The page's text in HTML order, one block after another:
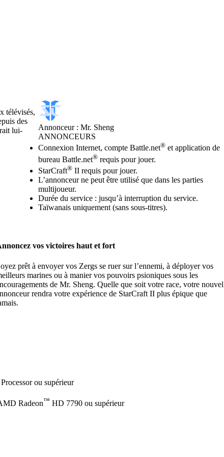
Annonceur : Mr. Sheng
ANNONCEURS
Prix
Available actions
Connexion Internet, compte Battle.net® et application de
bureau Battle.net® requis pour jouer.
StarCraft® II requis pour jouer.
L’annonceur ne peut être utilisé que dans les parties
multijoueur.
Durée du service : jusqu’à interruption du service.
Taïwanais uniquement (sans sous-titres).
télévisés,
des
lui-
vos victoires haut et fort
prêt à envoyer vos Zergs se ruer sur l’ennemi, à déployer vos
marines ou à manier vos pouvoirs psioniques sous les
de Mr. Sheng. Quelle que soit votre race, votre nouvel
rendra votre expérience de StarCraft II plus épique que
ou supérieur
Radeon™ HD 7790 ou supérieur